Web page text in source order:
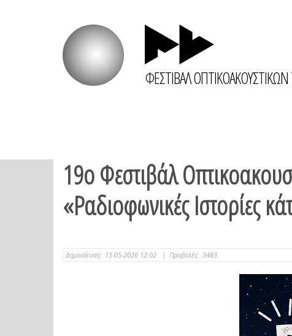
ΦΕΣΤΙΒΑΛ
19ο Φεστιβάλ
«Ραδιοφωνικές Ιστορίες
Δημοσίευση: 13-05-2026 12:02 | Προβολές: 3483